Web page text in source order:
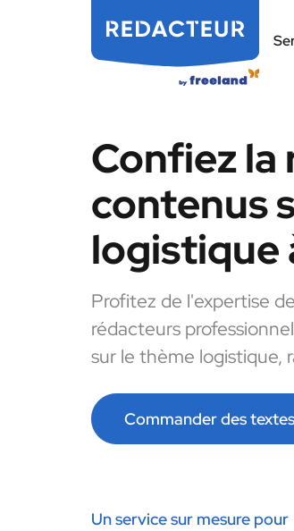
Confiez la
contenus
logistique
Profitez de l'expertise
rédacteurs
sur le thème logistique,
Commander des textes
Un service sur mesure pour